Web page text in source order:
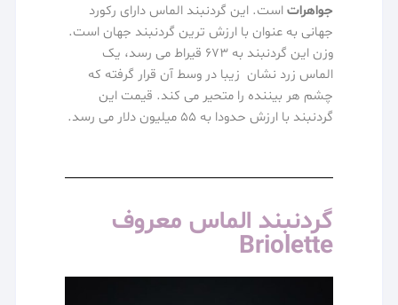
جواهراتاست. این گردنبند الماس دارای رکورد
جهانی به عنوان با ارزش ترین گردنبند جهان است.
وزن این گردنبند به 673 قیراط می رسد، یک
الماس زرد نشان زیبا در وسط آن قرار گرفته که
چشم هر بیننده را متحیر می کند. قیمت این
گردنبند با ارزش حدودا به 55 میلیون دلار می رسد.
گردنبند الماس معروف
Briolette